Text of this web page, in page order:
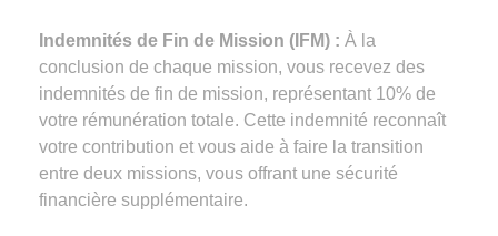
Indemnités de Fin de Mission (IFM) : À la
conclusion de chaque mission, vous recevez des
indemnités de fin de mission, représentant 10% de
votre rémunération totale. Cette indemnité reconnaît
votre contribution et vous aide à faire la transition
entre deux missions, vous offrant une sécurité
financière supplémentaire.